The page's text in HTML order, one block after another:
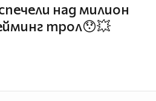
над милион
трол😯💥